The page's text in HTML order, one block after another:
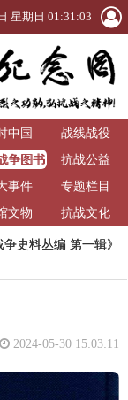
星期日 01:31:03
中国
战线战役
争图书
馆
抗战公益
事件
专题栏目
文物 抗战文化
争史料丛编 第一辑》
2024-05-30 15:03:11